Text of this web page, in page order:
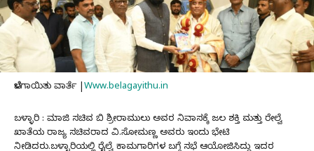
ಬೆಳಗಾಯಿತು ವಾರ್ತೆ | Www.belagayithu.in
ಬಳ್ಳಾರಿ : ಮಾಜಿ ಸಚಿವ ಬಿ ಶ್ರೀರಾಮುಲು ಅವರ ನಿವಾಸಕ್ಕೆ ಜಲ ಶಕ್ತಿ ಮತ್ತು ರೇಲ್ವೆ
ಖಾತೆಯ ರಾಜ್ಯ ಸಚಿವರಾದ ವಿ.ಸೋಮಣ್ಣ ಅವರು ಇಂದು ಭೇಟಿ
ನೀಡಿದರು.ಬಳ್ಳಾರಿಯಲ್ಲಿ ರೈಲ್ವೆ ಕಾಮಗಾರಿಗಳ ಬಗ್ಗೆ ಸಭೆ ಆಯೋಜಿಸಿದ್ದು ಇದರ